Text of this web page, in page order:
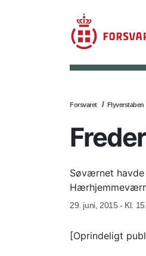
Forsvaret Flyverstaben
Søværnet havde
29. juni, 2015 - Kl.
[Oprindeligt